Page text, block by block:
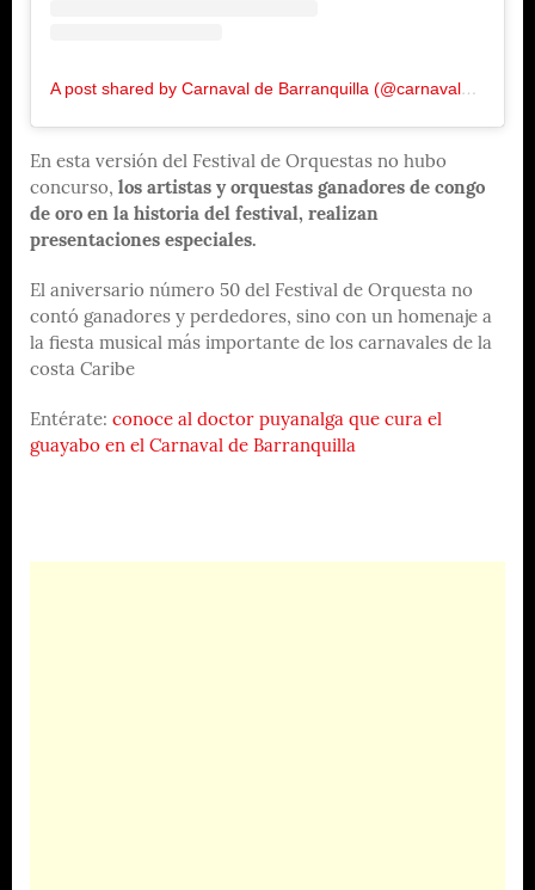
A post shared by Carnaval de Barranquilla (@carnavalbaq)
En esta versión del Festival de Orquestas no hubo
concurso, los artistas y orquestas ganadores de congo
de oro en la historia del festival, realizan
presentaciones especiales.
El aniversario número 50 del Festival de Orquesta no
contó ganadores y perdedores, sino con un homenaje a
la fiesta musical más importante de los carnavales de la
costa Caribe
Entérate: conoce al doctor puyanalga que cura el
guayabo en el Carnaval de Barranquilla